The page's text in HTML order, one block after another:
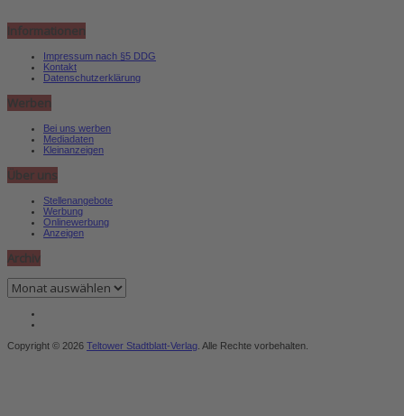
Informationen
Impressum nach §5 DDG
Kontakt
Datenschutzerklärung
Werben
Bei uns werben
Mediadaten
Kleinanzeigen
Über uns
Stellenangebote
Werbung
Onlinewerbung
Anzeigen
Archiv
Archiv
Copyright © 2026 Teltower Stadtblatt-Verlag . Alle Rechte vorbehalten.